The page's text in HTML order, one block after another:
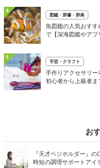
4
図鑑・辞書・辞典
魚図鑑の人気おすす
で【深海図鑑やアプ
5
手芸・クラフト
手作りアクセサリー
初心者から上級者ま
お
『天才ベジホルダー』
時短の調理サポートアイ